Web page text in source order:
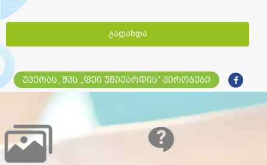
გადახდა
უპერას, შპს „ფეი უნიქარდის“ პირობები